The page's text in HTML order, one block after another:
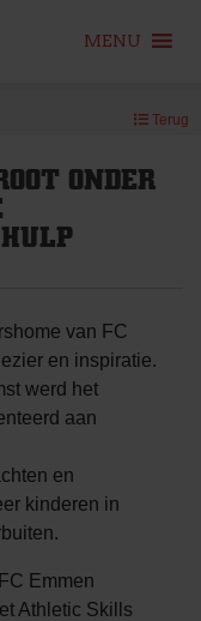
MENU
Terug
ONDER
van FC
en inspiratie.
werd het
aan
en
kinderen in
Emmen
Athletic Skills